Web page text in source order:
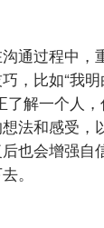
通过程中，
，比如“我
解一个人，
法和感受，
也会增强自
。